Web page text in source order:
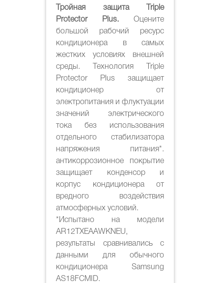
Тройная защита Triple
Protector Plus. Оцените
большой рабочий ресурс
кондиционера в самых
жестких условиях внешней
среды. Технология Triple
Protector Plus защищает
кондиционер от
электропитания и флуктуации
значений электрического
тока без использования
отдельного стабилизатора
напряжения питания*.
антикоррозионное покрытие
защищает конденсор и
корпус кондиционера от
вредного воздействия
атмосферных условий.
*Испытано на модели
AR12TXEAAWKNEU,
результаты сравнивались с
данными для обычного
кондиционера Samsung
AS18FCMID.